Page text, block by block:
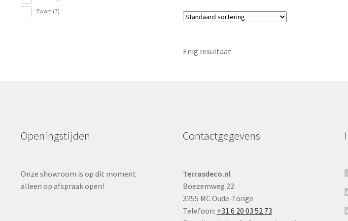
Enig resultaat
Zwart (7)
Openingstijden
Onze showroom is op dit moment
alleen op afspraak open!
Contactgegevens
Terrasdeco.nl
Boezemweg 22
3255 MC Oude-Tonge
Telefoon: +31 6 20 03 52 73